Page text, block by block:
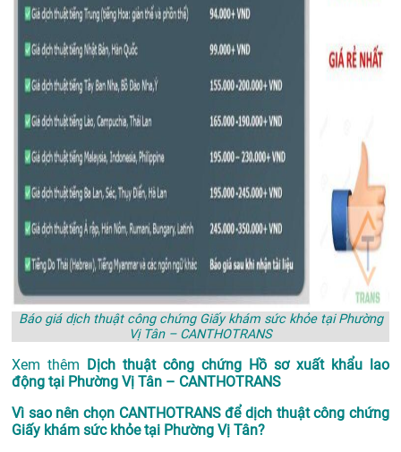
Báo giá dịch thuật công chứng Giấy khám sức khỏe tại Phường
Vị Tân – CANTHOTRANS
Xem thêm
Dịch thuật công chứng Hồ sơ xuất khẩu lao
động tại Phường Vị Tân – CANTHOTRANS
Vì sao nên chọn CANTHOTRANS để dịch thuật công chứng
Giấy khám sức khỏe tại Phường Vị Tân?